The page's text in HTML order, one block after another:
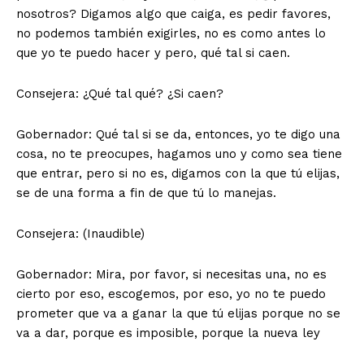
nosotros? Digamos algo que caiga, es pedir favores,
no podemos también exigirles, no es como antes lo
que yo te puedo hacer y pero, qué tal si caen.
Consejera: ¿Qué tal qué? ¿Si caen?
Gobernador: Qué tal si se da, entonces, yo te digo una
cosa, no te preocupes, hagamos uno y como sea tiene
que entrar, pero si no es, digamos con la que tú elijas,
se de una forma a fin de que tú lo manejas.
Consejera: (Inaudible)
Gobernador: Mira, por favor, si necesitas una, no es
cierto por eso, escogemos, por eso, yo no te puedo
prometer que va a ganar la que tú elijas porque no se
va a dar, porque es imposible, porque la nueva ley